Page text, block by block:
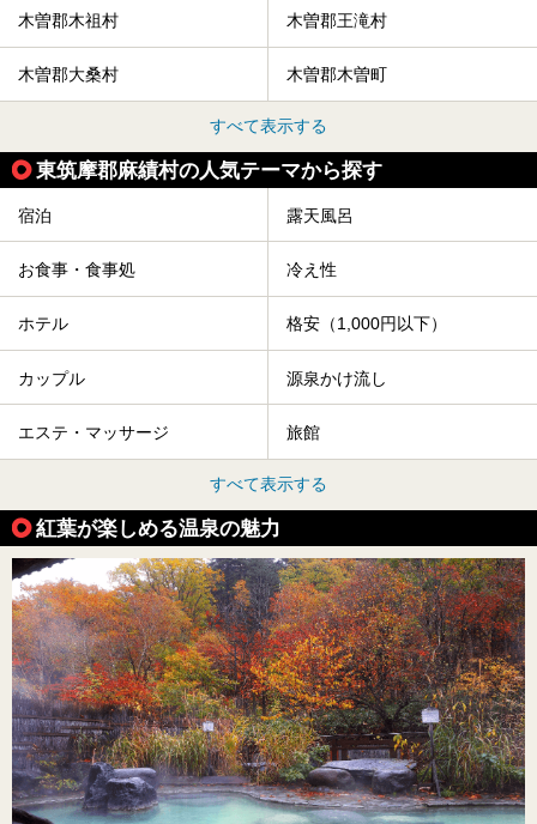
木曽郡木祖村 木曽郡王滝村
木曽郡大桑村 木曽郡木曽町
すべて表示する
東筑摩郡麻績村の人気テーマから探す
宿泊 露天風呂
お食事・食事処 冷え性
ホテル 格安（1,000円以下）
カップル 源泉かけ流し
エステ・マッサージ 旅館
すべて表示する
紅葉が楽しめる温泉の魅力